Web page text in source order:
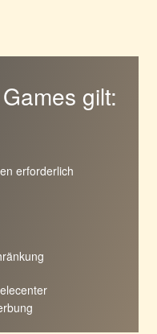
gilt:
erforderlich